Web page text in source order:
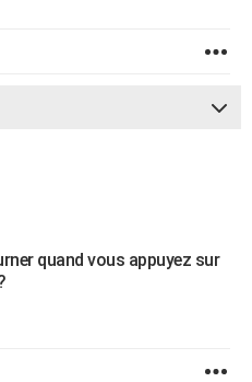
quand vous appuyez sur